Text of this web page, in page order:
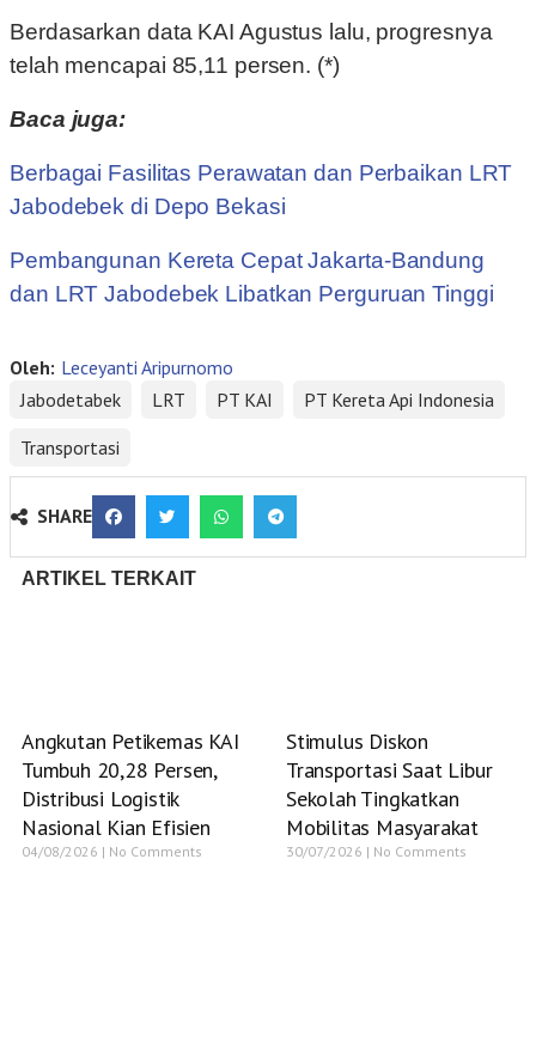
Berdasarkan data KAI Agustus lalu, progresnya
telah mencapai 85,11 persen. (*)
Baca juga:
Berbagai Fasilitas Perawatan dan Perbaikan LRT
Jabodebek di Depo Bekasi
Pembangunan Kereta Cepat Jakarta-Bandung
dan LRT Jabodebek Libatkan Perguruan Tinggi
Oleh: Leceyanti Aripurnomo
Jabodetabek
LRT PT KAI
PT Kereta Api Indonesia
Transportasi
SHARE
ARTIKEL TERKAIT
Angkutan Petikemas KAI
Tumbuh 20,28 Persen,
Distribusi Logistik
Nasional Kian Efisien
04/08/2026 No Comments
Stimulus Diskon
Transportasi Saat Libur
Sekolah Tingkatkan
Mobilitas Masyarakat
30/07/2026 No Comments